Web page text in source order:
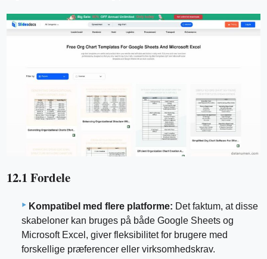
12.1 Fordele
Kompatibel med flere platforme: Det faktum, at disse
skabeloner kan bruges på både Google Sheets og
Microsoft Excel, giver fleksibilitet for brugere med
forskellige præferencer eller virksomhedskrav.